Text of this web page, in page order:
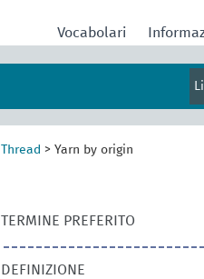
Vocabolari
Thread > Yarn by origin
TERMINE PREFERITO
DEFINIZIONE